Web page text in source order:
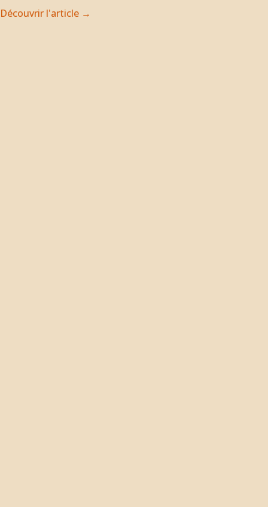
Découvrir l'article →